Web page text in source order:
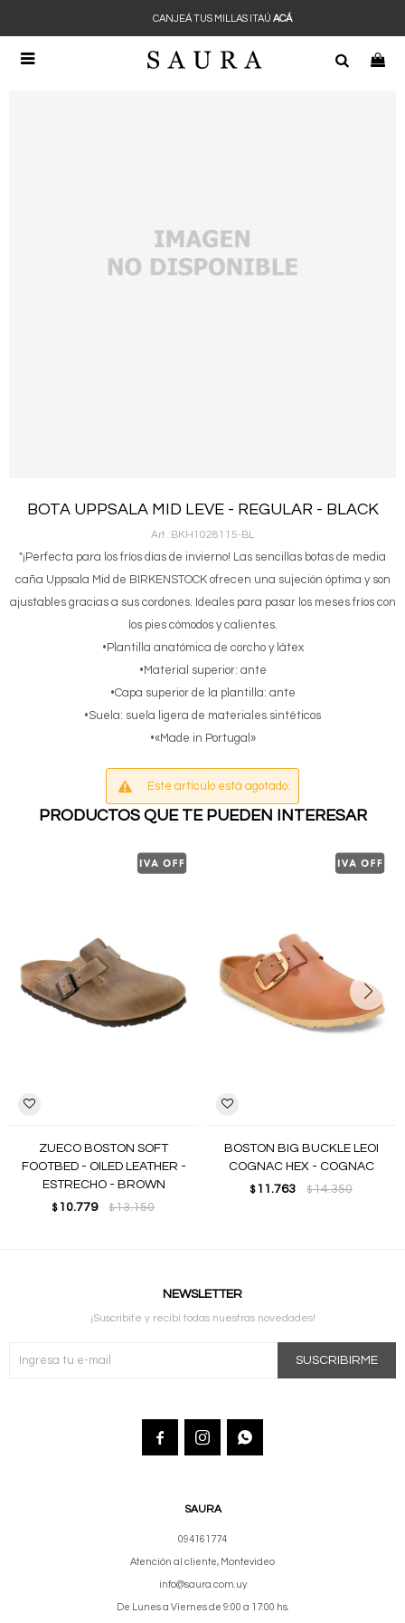

CANJEÁ TUS MILLAS ITAÚACÁ
BOTA UPPSALA MID LEVE - REGULAR - BLACK
BKH1028115-BL
"¡Perfecta para los fríos días de invierno! Las sencillas botas de media
caña Uppsala Mid de BIRKENSTOCK ofrecen una sujeción óptima y son
ajustables gracias a sus cordones. Ideales para pasar los meses fríos con
los pies cómodos y calientes.
•Plantilla anatómica de corcho y látex
•Material superior: ante
•Capa superior de la plantilla: ante
•Suela: suela ligera de materiales sintéticos
•«Made in Portugal»
Este artículo está agotado.
PRODUCTOS QUE TE PUEDEN INTERESAR
ZUECO BOSTON SOFT
FOOTBED - OILED LEATHER -
ESTRECHO - BROWN
$ 10.779 $13.150
BOSTON BIG BUCKLE LEOI
COGNAC HEX - COGNAC
$ 11.763 $14.350
SAURA
094161774
Atención al cliente, Montevideo
info@saura.com.uy
De Lunes a Viernes de 9:00 a 17:00 hs.
NEWSLETTER
¡Suscribite y recibí todas nuestras novedades!
SUSCRIBIRME
  